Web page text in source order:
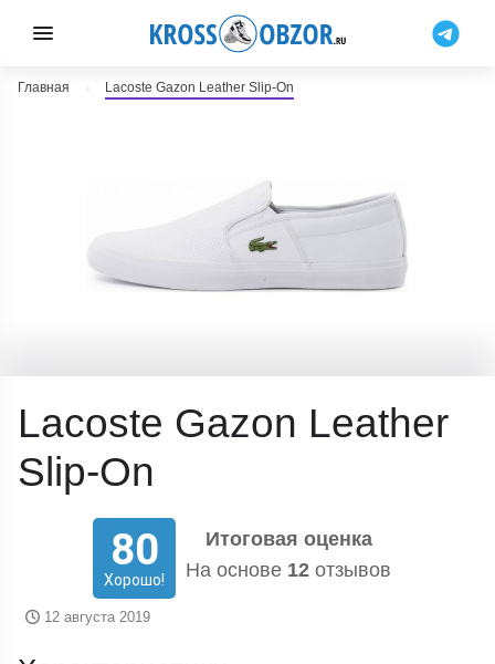
Главная Lacoste Gazon Leather Slip-On
Lacoste Gazon Leather
Slip-On
80
Хорошо!
Итоговая оценка
На основе 12 отзывов
12 августа 2019